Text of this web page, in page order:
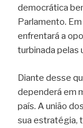
democrática
Parlamento.
enfrentará a
turbinada pelas
Diante desse
dependerá em
país. A união
sua estratégia,